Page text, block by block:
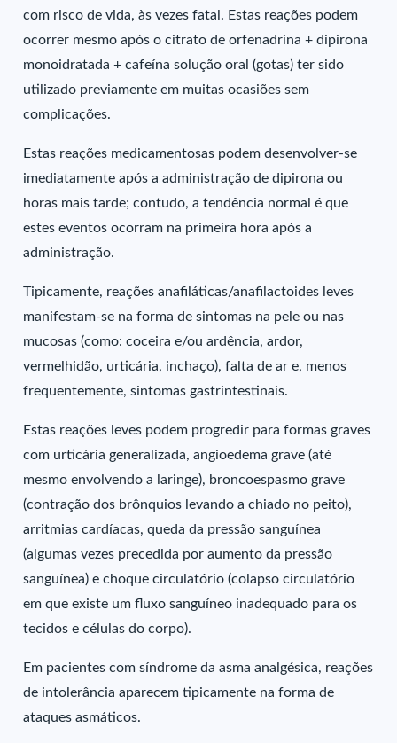
com risco de vida, às vezes fatal. Estas reações podem
ocorrer mesmo após o citrato de orfenadrina + dipirona
monoidratada + cafeína solução oral (gotas) ter sido
utilizado previamente em muitas ocasiões sem
complicações.
Estas reações medicamentosas podem desenvolver-se
imediatamente após a administração de dipirona ou
horas mais tarde; contudo, a tendência normal é que
estes eventos ocorram na primeira hora após a
administração.
Tipicamente, reações anafiláticas/anafilactoides leves
manifestam-se na forma de sintomas na pele ou nas
mucosas (como: coceira e/ou ardência, ardor,
vermelhidão, urticária, inchaço), falta de ar e, menos
frequentemente, sintomas gastrintestinais.
Estas reações leves podem progredir para formas graves
com urticária generalizada, angioedema grave (até
mesmo envolvendo a laringe), broncoespasmo grave
(contração dos brônquios levando a chiado no peito),
arritmias cardíacas, queda da pressão sanguínea
(algumas vezes precedida por aumento da pressão
sanguínea) e choque circulatório (colapso circulatório
em que existe um fluxo sanguíneo inadequado para os
tecidos e células do corpo).
Em pacientes com síndrome da asma analgésica, reações
de intolerância aparecem tipicamente na forma de
ataques asmáticos.